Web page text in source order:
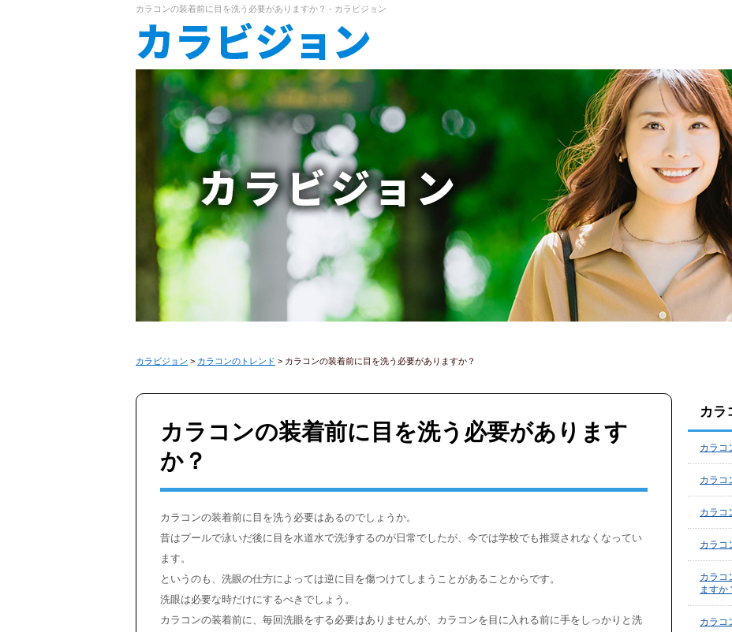
カラコンの装着前に目を洗う必要がありますか？ - カラビジョン
カラビジョン > カラコンのトレンド > カラコンの装着前に目を洗う必要がありますか？
カラコンの装着前に目を洗う必要があります
か？
カラコンの装着前に目を洗う必要はあるのでしょうか。
昔はプールで泳いだ後に目を水道水で洗浄するのが日常でしたが、今では学校でも推奨されなくなってい
ます。
というのも、洗眼の仕方によっては逆に目を傷つけてしまうことがあることからです。
洗眼は必要な時だけにするべきでしょう。
カラコンの装着前に、毎回洗眼をする必要はありませんが、カラコンを目に入れる前に手をしっかりと洗
カラ
カラコ
カラコ
カラコ
カラコ
カラコ
ますか
カラコ